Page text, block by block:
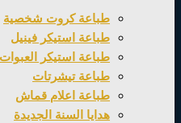
طباعة كروت شخصية
طباعة استيكر فينيل
طباعة استيكر العبوات
طباعة تيشرتات
طباعة اعلام قماش
هدايا السنة الجديدة